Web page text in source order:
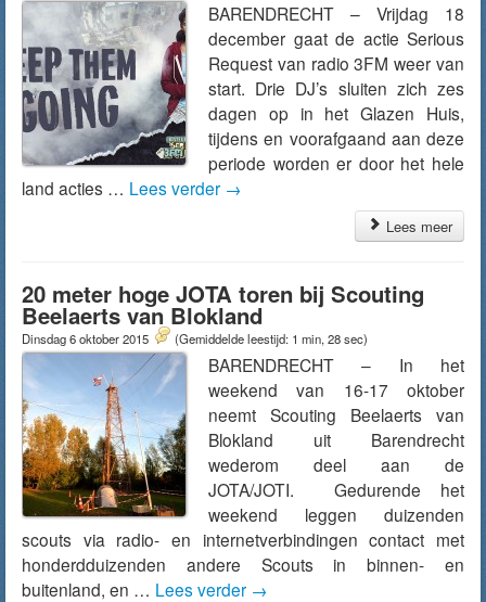
BARENDRECHT – Vrijdag 18
december gaat de actie Serious
Request van radio 3FM weer van
start. Drie DJ’s sluiten zich zes
dagen op in het Glazen Huis,
tijdens en voorafgaand aan deze
periode worden er door het hele
land acties … Lees verder →
Lees meer
20 meter hoge JOTA toren bij Scouting
Beelaerts van Blokland
Dinsdag 6 oktober 2015 (Gemiddelde leestijd: 1 min, 28 sec)
BARENDRECHT – In het
weekend van 16-17 oktober
neemt Scouting Beelaerts van
Blokland uit Barendrecht
wederom deel aan de
JOTA/JOTI. Gedurende het
weekend leggen duizenden
scouts via radio- en internetverbindingen contact met
honderdduizenden andere Scouts in binnen- en
buitenland, en … Lees verder →